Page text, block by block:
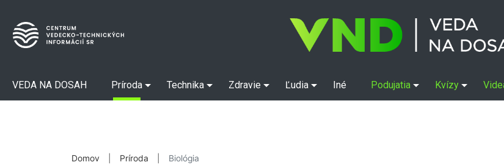
VEDA NA DOSAH Príroda Technika Zdravie Ľudia Iné Podujatia Kvízy
Domov Príroda Biológia